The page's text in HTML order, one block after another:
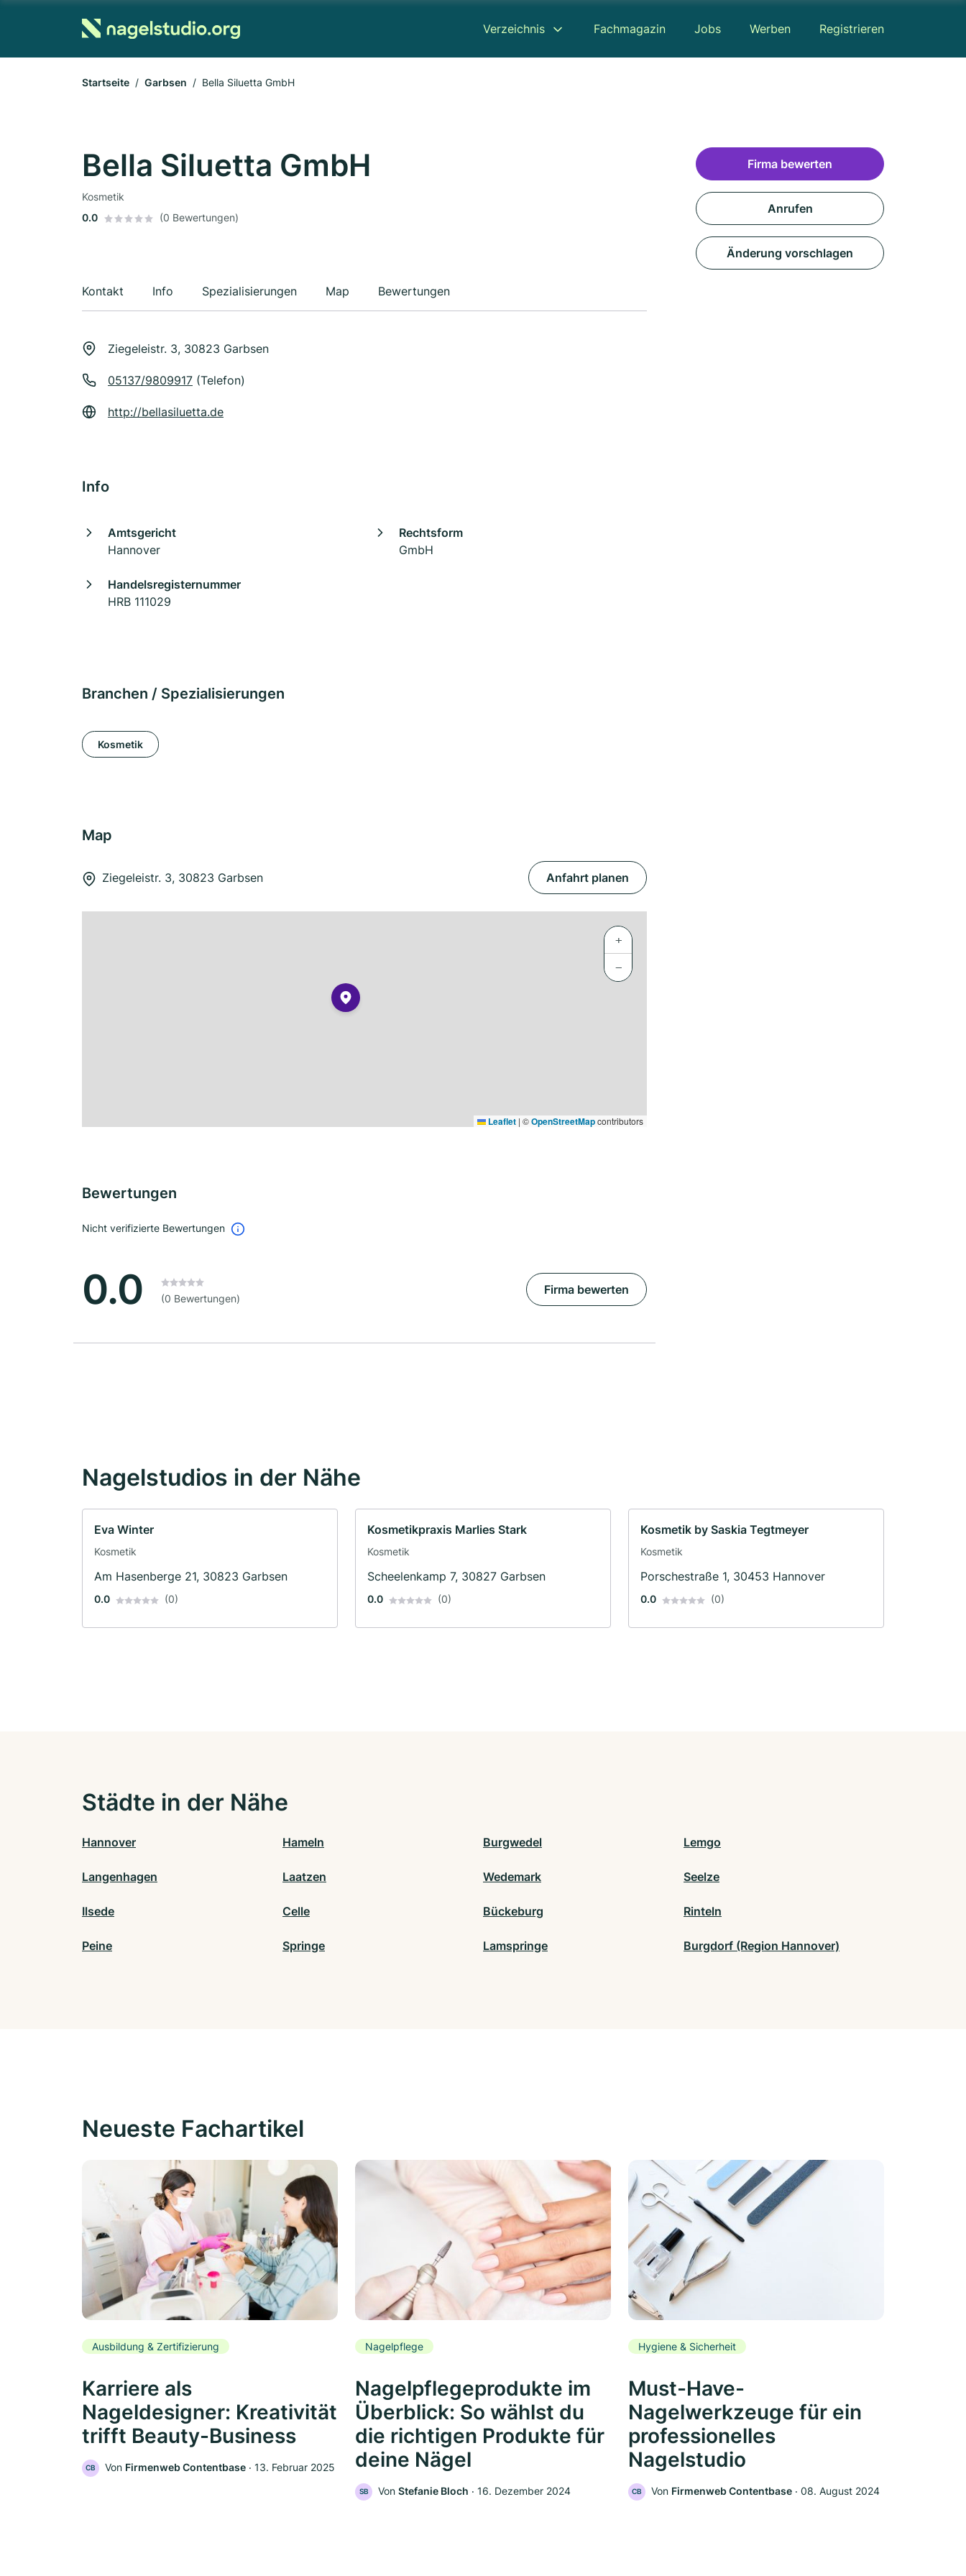
Verzeichnis Fachmagazin Jobs Werben Registrieren
Startseite Garbsen Bella Siluetta GmbH
Bella Siluetta GmbH
Kosmetik
0.0
(0 Bewertungen)
Kontakt Info Spezialisierungen Map Bewertungen
Ziegeleistr. 3, 30823 Garbsen
05137/9809917 (Telefon)
http://bellasiluetta.de
Info
Amtsgericht
Hannover
Rechtsform
GmbH
Handelsregisternummer
HRB 111029
Branchen / Spezialisierungen
Kosmetik
Map
Ziegeleistr. 3, 30823 Garbsen Anfahrt planen
+
−
Leaflet | ©OpenStreetMapcontributors
Bewertungen
Nicht verifizierte Bewertungen
0.0 (0 Bewertungen)
Firma bewerten
Firma bewerten
Anrufen
Änderung vorschlagen
Nagelstudios in der Nähe
Eva Winter
Kosmetik
Am Hasenberge 21, 30823 Garbsen
0.0 (0)
Kosmetikpraxis Marlies Stark
Kosmetik
Scheelenkamp 7, 30827 Garbsen
0.0 (0)
Kosmetik by Saskia Tegtmeyer
Kosmetik
Porschestraße 1, 30453 Hannover
0.0 (0)
Städte in der Nähe
Hannover Hameln Burgwedel Lemgo
Langenhagen Laatzen Wedemark Seelze
Ilsede Celle Bückeburg Rinteln
Peine Springe Lamspringe Burgdorf (Region Hannover)
Neueste Fachartikel
Ausbildung & Zertifizierung
Karriere als
Nageldesigner: Kreativität
trifft Beauty-Business
CB Von Firmenweb Contentbase ‧ 13. Februar 2025
Nagelpflege
Nagelpflegeprodukte im
Überblick: So wählst du
die richtigen Produkte für
deine Nägel
SB Von Stefanie Bloch ‧ 16. Dezember 2024
Hygiene & Sicherheit
Must-Have-
Nagelwerkzeuge für ein
professionelles
Nagelstudio
CB Von Firmenweb Contentbase ‧ 08. August 2024